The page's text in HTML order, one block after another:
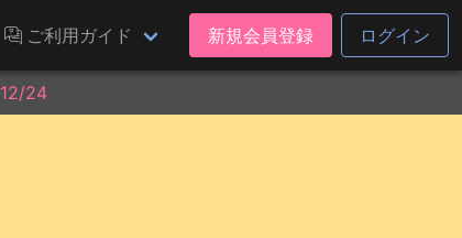
ご利用ガイド 新規会員登録 ログイン
24